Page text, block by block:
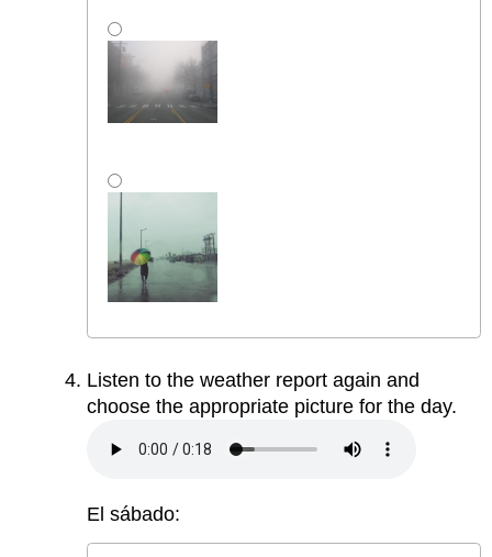
Listen to the weather report again and
choose the appropriate picture for the day.
El sábado: